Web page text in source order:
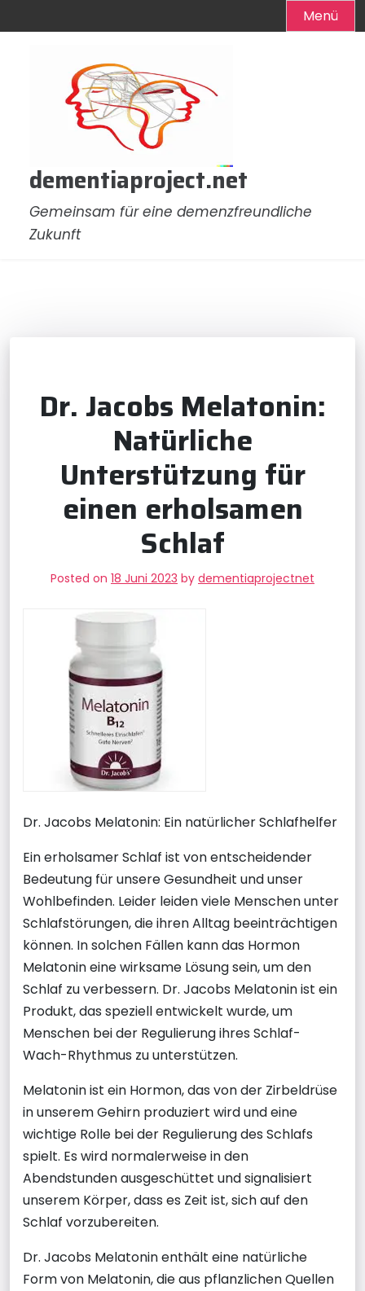
Menü
dementiaproject.net
Gemeinsam für eine demenzfreundliche
Zukunft
Dr. Jacobs Melatonin:
Natürliche
Unterstützung für
einen erholsamen
Schlaf
Posted on 18 Juni 2023 by dementiaprojectnet
Dr. Jacobs Melatonin: Ein natürlicher Schlafhelfer
Ein erholsamer Schlaf ist von entscheidender
Bedeutung für unsere Gesundheit und unser
Wohlbefinden. Leider leiden viele Menschen unter
Schlafstörungen, die ihren Alltag beeinträchtigen
können. In solchen Fällen kann das Hormon
Melatonin eine wirksame Lösung sein, um den
Schlaf zu verbessern. Dr. Jacobs Melatonin ist ein
Produkt, das speziell entwickelt wurde, um
Menschen bei der Regulierung ihres Schlaf-
Wach-Rhythmus zu unterstützen.
Melatonin ist ein Hormon, das von der Zirbeldrüse
in unserem Gehirn produziert wird und eine
wichtige Rolle bei der Regulierung des Schlafs
spielt. Es wird normalerweise in den
Abendstunden ausgeschüttet und signalisiert
unserem Körper, dass es Zeit ist, sich auf den
Schlaf vorzubereiten.
Dr. Jacobs Melatonin enthält eine natürliche
Form von Melatonin, die aus pflanzlichen Quellen